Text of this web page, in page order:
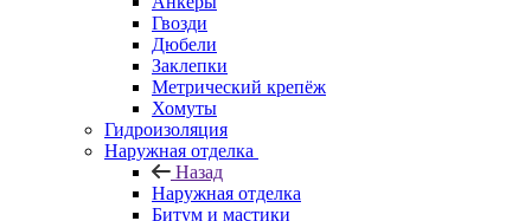
Гвозди
Дюбели
Заклепки
Метрический крепёж
Хомуты
Гидроизоляция
Наружная отделка
Назад
Наружная отделка
Битум и мастики